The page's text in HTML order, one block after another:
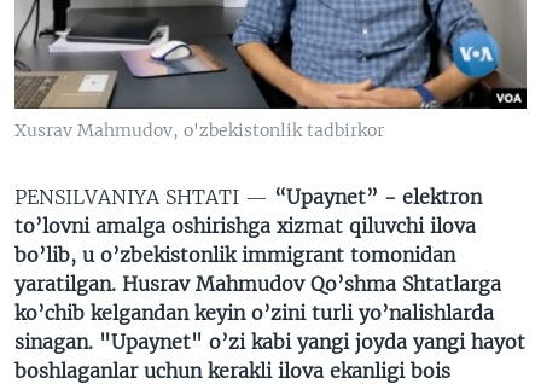
VIDEO
XABARLAR SURATLARDA
ODNOKLASSNIKI
TELEGRAM
TWITTER
Xusrav Mahmudov, o'zbekistonlik tadbirkor
PENSILVANIYA SHTATI — “Upaynet” - elektron
to’lovni amalga oshirishga xizmat qiluvchi ilova
bo’lib, u o’zbekistonlik immigrant tomonidan
yaratilgan. Husrav Mahmudov Qo’shma Shtatlarga
ko’chib kelgandan keyin o’zini turli yo’nalishlarda
sinagan. "Upaynet" o’zi kabi yangi joyda yangi hayot
boshlaganlar uchun kerakli ilova ekanligi bois